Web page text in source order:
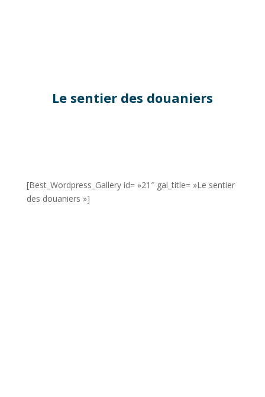
Le sentier des douaniers
[Best_Wordpress_Gallery id= »21″ gal_title= »Le sentier
des douaniers »]